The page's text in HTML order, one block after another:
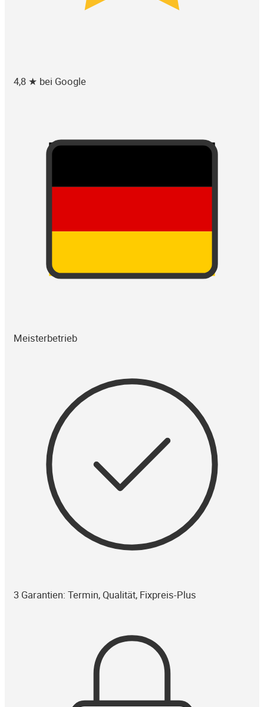
4,8 ★ bei Google
Meisterbetrieb
3 Garantien: Termin, Qualität, Fixpreis-Plus